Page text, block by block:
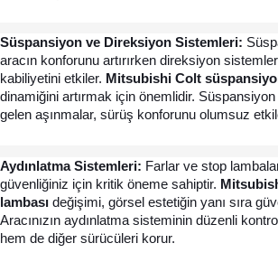
Süspansiyon ve Direksiyon Sistemleri:
aracın konforunu artırırken direksiyon
kabiliyetini etkiler. Mitsubishi Colt
dinamiğini artırmak için önemlidir.
gelen aşınmalar, sürüş konforunu olumsuz
Aydınlatma Sistemleri: Farlar ve stop
güvenliğiniz için kritik öneme sahiptir.
lambası değişimi, görsel estetiğin yanı sıra
Aracınızın aydınlatma sisteminin düzenli
hem de diğer sürücüleri korur.